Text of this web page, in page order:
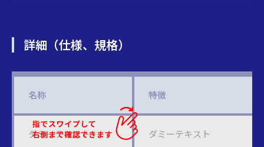
詳細（仕様、規格）
名称 特徴
ダミーテキスト ダミーテキスト